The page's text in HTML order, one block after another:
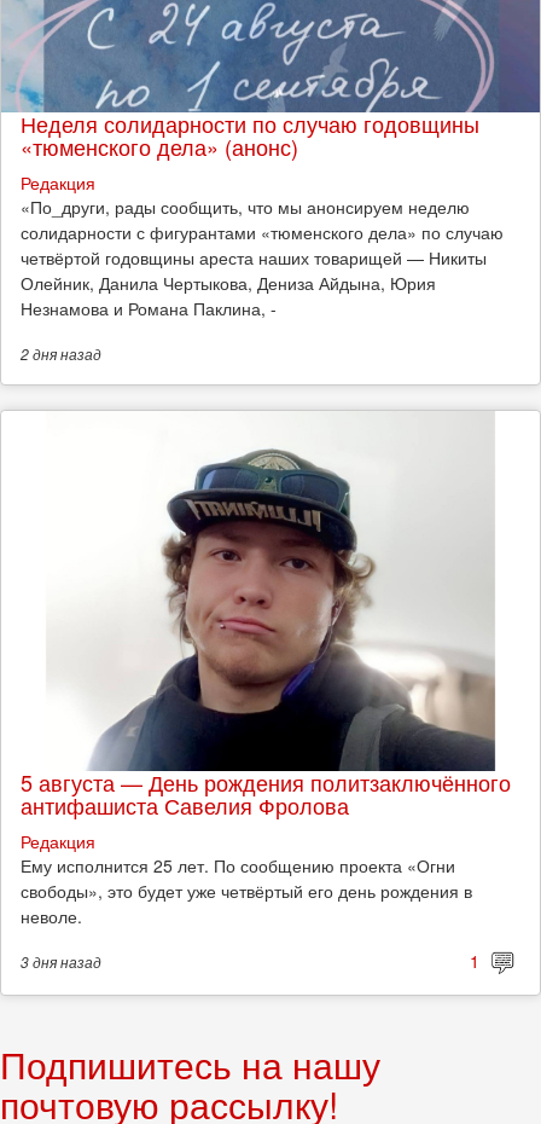
Неделя солидарности по случаю годовщины
«тюменского дела» (анонс)
Редакция
​«По_други, рады сообщить, что мы анонсируем неделю
солидарности с фигурантами «тюменского дела» по случаю
четвёртой годовщины ареста наших товарищей — Никиты
Олейник, Данила Чертыкова, Дениза Айдына, Юрия
Незнамова и Романа Паклина, -
2 дняназад
5 августа — День рождения политзаключённого
антифашиста Савелия Фролова
Редакция
Ему исполнится 25 лет. По сообщению проекта «Огни
свободы», это будет уже четвёртый его день рождения в
неволе.
3 дняназад 1
Подпишитесь на нашу
почтовую рассылку!